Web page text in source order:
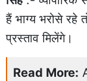
हैं भाग्य भरोसे
प्रस्ताव मिलेंगे।
Read More: